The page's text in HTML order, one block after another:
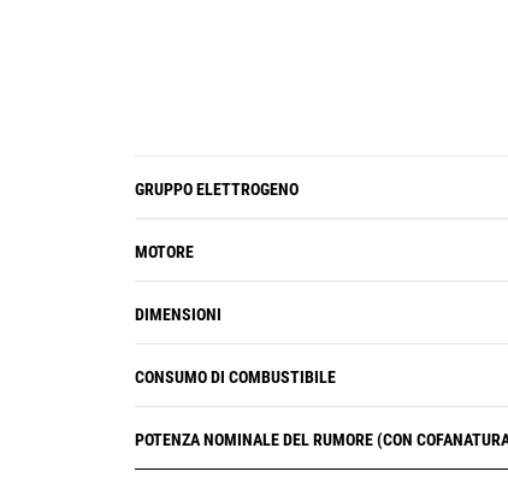
GRUPPO ELETTROGENO
MOTORE
DIMENSIONI
CONSUMO DI COMBUSTIBILE
POTENZA NOMINALE DEL RUMORE (CON